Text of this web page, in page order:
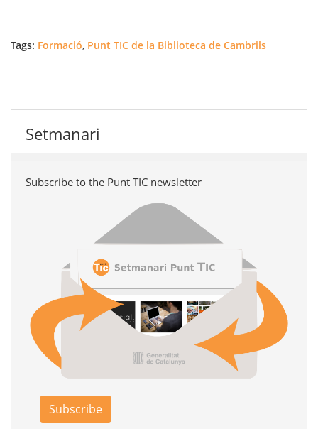
Tags: Formació, Punt TIC de la Biblioteca de Cambrils
Setmanari
Subscribe to the Punt TIC newsletter
Subscribe